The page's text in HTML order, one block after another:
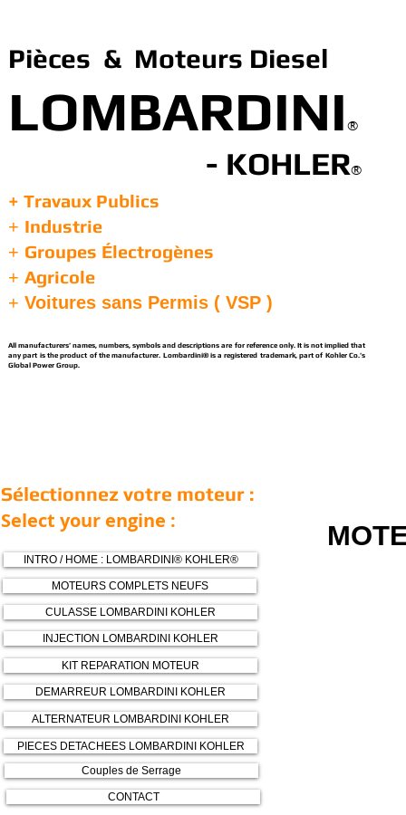
Pièces & Moteurs Diesel
LOMBARDINI ®
- KOHLER®
+ Travaux Publics
+ Industrie
+ Groupes Électrogènes
+ Agricole
+ Voitures sans Permis ( VSP )
All manufacturers’ names, numbers, symbols and descriptions are for reference only. It is not implied that
any part is the product of the manufacturer. Lombardini® is a registered trademark, part of Kohler Co.’s
Global Power Group.
INJECTION LOMBARDINI KOHLER
DEMARREUR LOMBARDINI KOHLER
ALTERNATEUR LOMBARDINI KOHLER
Couples de Serrage
CONTACT
MOTEURS COMPLETS NEUFS
INTRO / HOME : LOMBARDINI® KOHLER®
CULASSE LOMBARDINI KOHLER
KIT REPARATION MOTEUR
Sélectionnez votre moteur :
Select your engine :
PIECES DETACHEES LOMBARDINI KOHLER